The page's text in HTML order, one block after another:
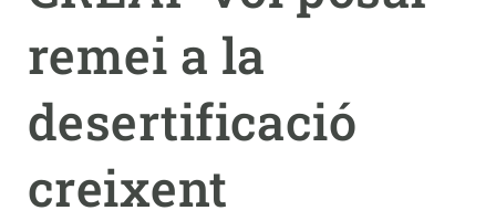
remei a la
desertificació
creixent
UNEIX-TE A NOSALTRES
PARTICIPA